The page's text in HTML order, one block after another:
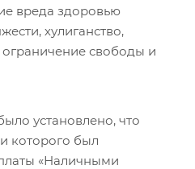
вреда здоровью
хулиганство,
свободы и
установлено, что
которого был
«Наличными